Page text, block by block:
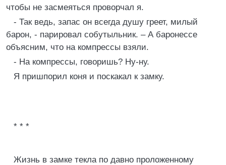
чтобы не засмеяться проворчал я.
- Так ведь, запас он всегда душу греет, милый
барон, - парировал собутыльник. – А баронессе
объясним, что на компрессы взяли.
- На компрессы, говоришь? Ну-ну.
Я пришпорил коня и поскакал к замку.
* * *
Жизнь в замке текла по давно проложенному